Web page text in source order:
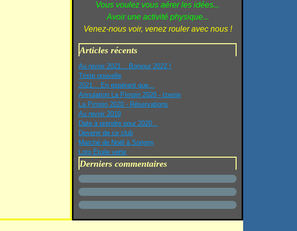
Vous voulez vous aérer les idées...
Avoir une activité physique...
Venez-nous voir, venez rouler avec nous !
Articles récents
Au revoir 2021... Bonjour 2022 !
Triste nouvelle
2021... En espérant que...
Annulation La Pimpin 2020 - Izeste
La Pimpin 2020 - Réservations
Au revoir 2019
Date à prendre pour 2020...
Devenir de ce club
Marché de Noël à Sorigny
Loto Étoile verte
Derniers commentaires